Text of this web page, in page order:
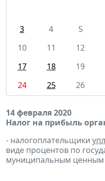
3
4 5
10
11 12
17
18 19
24
25 26
14 февраля 2020
Налог на прибыль
- налогоплательщики
виде процентов по
муниципальным ценным